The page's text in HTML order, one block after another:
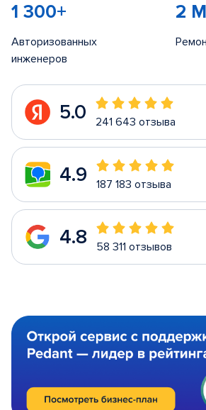
1 300+
Авторизованных
инженеров
2
5.0 241 643 отзыва
4.9 187 183 отзыва
4.8 58 311 отзывов